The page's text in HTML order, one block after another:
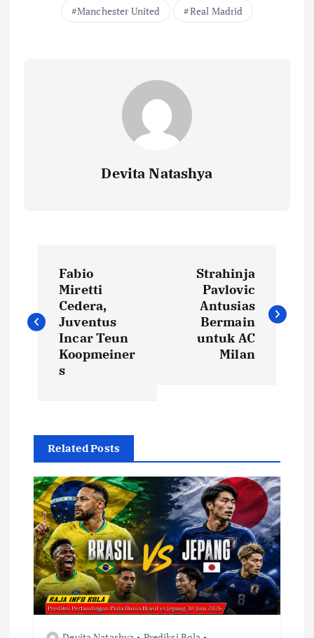
Manchester United Real Madrid
Devita Natashya
v
a
s
p
o
s
Fabio
Miretti
Cedera,
Juventus
Incar Teun
Koopmeiner
s
Strahinja
Pavlovic
Antusias
Bermain
untuk AC
Milan
Related Posts